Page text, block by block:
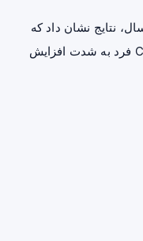
نتایج نشان داد که
خطر ابتلا به سرطان با شدت سندرم CKM فرد به شدت افزایش